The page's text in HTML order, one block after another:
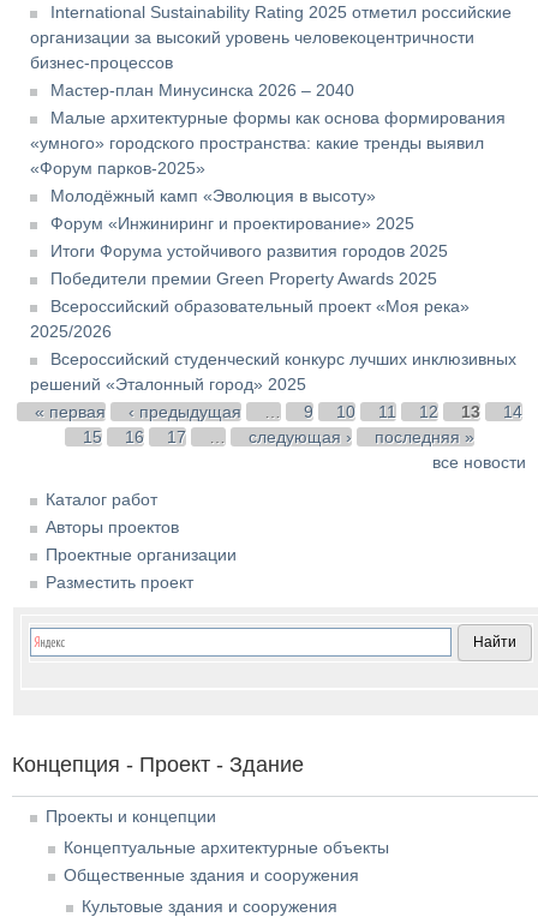
International Sustainability Rating 2025 отметил российские
организации за высокий уровень человекоцентричности
бизнес-процессов
Мастер-план Минусинска 2026 – 2040
Малые архитектурные формы как основа формирования
«умного» городского пространства: какие тренды выявил
«Форум парков-2025»
Молодёжный камп «Эволюция в высоту»
Форум «Инжиниринг и проектирование» 2025
Итоги Форума устойчивого развития городов 2025
Победители премии Green Property Awards 2025
Всероссийский образовательный проект «Моя река»
2025/2026
Всероссийский студенческий конкурс лучших инклюзивных
решений «Эталонный город» 2025
Страницы
« первая ‹ предыдущая 9 10 11 12 13
14
15
16 17 следующая ›
последняя »
все новости
Каталог работ
Авторы проектов
Проектные организации
Разместить проект
Концепция - Проект - Здание
Проекты и концепции
Концептуальные архитектурные объекты
Общественные здания и сооружения
Культовые здания и сооружения